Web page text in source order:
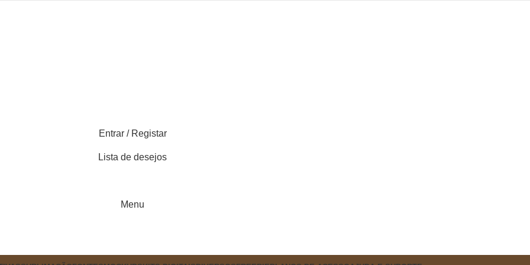
Entrar / Registar
Lista de desejos
Menu